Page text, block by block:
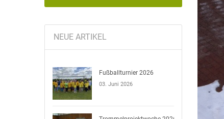
NEUE ARTIKEL
Fußballturnier 2026
03. Juni 2026